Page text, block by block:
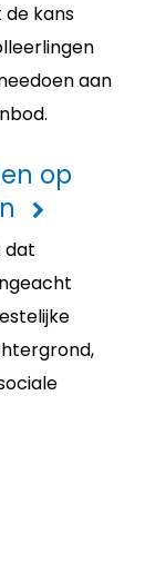
de kans
aan
op
dat